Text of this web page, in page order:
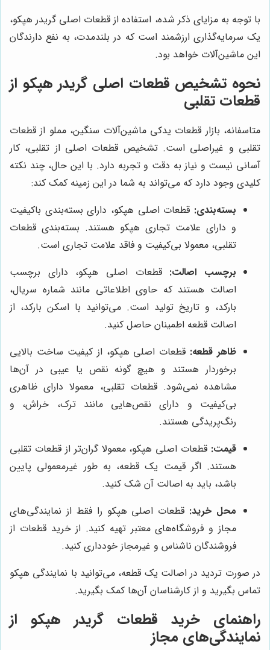
با توجه به مزایای ذکر شده، استفاده از قطعات اصلی گریدر هپکو،
یک سرمایه‌گذاری ارزشمند است که در بلندمدت، به نفع دارندگان
این ماشین‌آلات خواهد بود.
نحوه تشخیص قطعات اصلی گریدر هپکو از
قطعات تقلبی
متاسفانه، بازار قطعات یدکی ماشین‌آلات سنگین، مملو از قطعات
تقلبی و غیراصلی است. تشخیص قطعات اصلی از تقلبی، کار
آسانی نیست و نیاز به دقت و تجربه دارد. با این حال، چند نکته
کلیدی وجود دارد که می‌تواند به شما در این زمینه کمک کند:
بسته‌بندی: قطعات اصلی هپکو، دارای بسته‌بندی باکیفیت
و دارای علامت تجاری هپکو هستند. بسته‌بندی قطعات
تقلبی، معمولا بی‌کیفیت و فاقد علامت تجاری است.
برچسب اصالت: قطعات اصلی هپکو، دارای برچسب
اصالت هستند که حاوی اطلاعاتی مانند شماره سریال،
بارکد، و تاریخ تولید است. می‌توانید با اسکن بارکد، از
اصالت قطعه اطمینان حاصل کنید.
ظاهر قطعه: قطعات اصلی هپکو، از کیفیت ساخت بالایی
برخوردار هستند و هیچ گونه نقص یا عیبی در آن‌ها
مشاهده نمی‌شود. قطعات تقلبی، معمولا دارای ظاهری
بی‌کیفیت و دارای نقص‌هایی مانند ترک، خراش، و
رنگ‌پریدگی هستند.
قیمت: قطعات اصلی هپکو، معمولا گران‌تر از قطعات تقلبی
هستند. اگر قیمت یک قطعه، به طور غیرمعمولی پایین
باشد، باید به اصالت آن شک کنید.
محل خرید: قطعات اصلی هپکو را فقط از نمایندگی‌های
مجاز و فروشگاه‌های معتبر تهیه کنید. از خرید قطعات از
فروشندگان ناشناس و غیرمجاز خودداری کنید.
در صورت تردید در اصالت یک قطعه، می‌توانید با نمایندگی هپکو
تماس بگیرید و از کارشناسان آن‌ها کمک بگیرید.
راهنمای خرید قطعات گریدر هپکو از
نمایندگی‌های مجاز